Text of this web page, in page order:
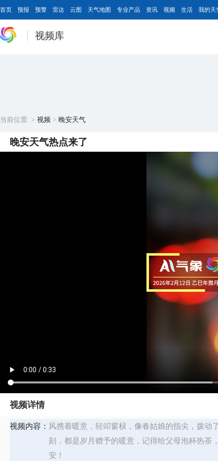
首页 预报 预警 雷达 云图 天气地图 专业产品 资讯 视频 生活 我的天
视频库
当前位置: > 视频 > 晚安天气
晚安天气热点来了
视频详情
视频内容：
风携着暖意，轻叩窗棂，像春姑娘的指尖，拨
刻，都是岁月赠予的暖意，记得给父母泡杯热茶
安！